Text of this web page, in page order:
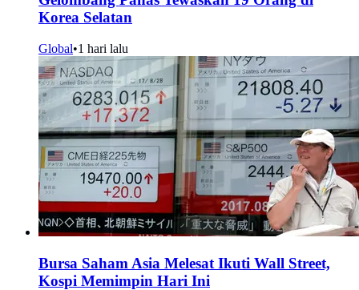
Korea Selatan
Global•1 hari lalu
Bursa Saham Asia Melesat Ikuti Wall Street,
Kospi Memimpin Hari Ini